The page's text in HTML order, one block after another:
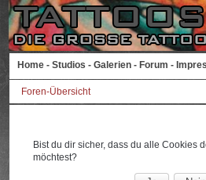
Home - Studios - Galerien - Forum -
Foren-Übersicht
Bist du dir sicher, dass du alle Cookies
möchtest?